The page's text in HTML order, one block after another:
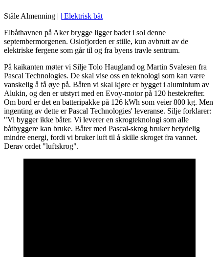
Ståle Almenning | | Elektrisk båt
Elbåthavnen på Aker brygge ligger badet i sol denne
septembermorgenen. Oslofjorden er stille, kun avbrutt av de
elektriske fergene som går til og fra byens travle sentrum.
På kaikanten møter vi Silje Tolo Haugland og Martin Svalesen fra
Pascal Technologies. De skal vise oss en teknologi som kan være
vanskelig å få øye på. Båten vi skal kjøre er bygget i aluminium av
Alukin, og den er utstyrt med en Evoy-motor på 120 hestekrefter.
Om bord er det en batteripakke på 126 kWh som veier 800 kg. Men
ingenting av dette er Pascal Technologies' leveranse. Silje forklarer:
"Vi bygger ikke båter. Vi leverer en skrogteknologi som alle
båtbyggere kan bruke. Båter med Pascal-skrog bruker betydelig
mindre energi, fordi vi bruker luft til å skille skroget fra vannet.
Derav ordet "luftskrog".